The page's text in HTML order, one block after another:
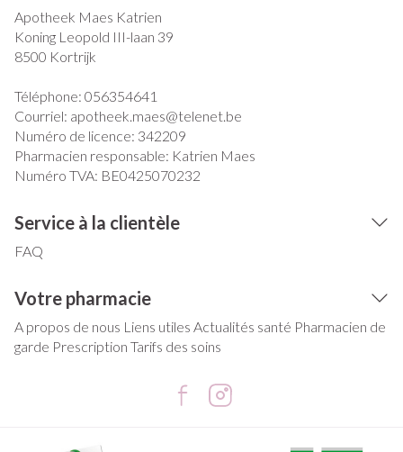
Apotheek Maes Katrien
Koning Leopold III-laan 39
8500 Kortrijk
Téléphone: 056354641
Courriel: apotheek.maes@telenet.be
Numéro de licence: 342209
Pharmacien responsable: Katrien Maes
Numéro TVA: BE0425070232
Service à la clientèle
FAQ
Votre pharmacie
A propos de nous Liens utiles Actualités santé Pharmacien de
garde Prescription Tarifs des soins